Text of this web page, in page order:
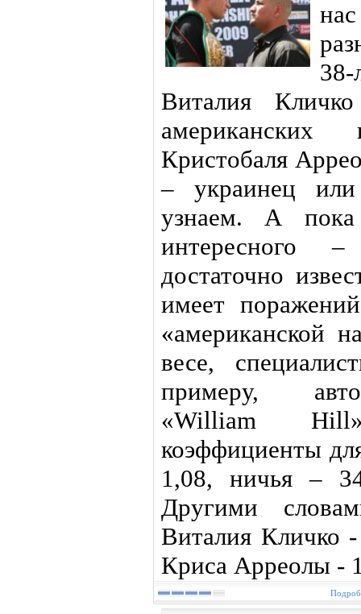
Виталия
американских
Кристобаля
– украинец
узнаем. А
интересного
достаточно
имеет
«американской
весе,
примеру,
«William
коэффициенты
1,08, ничья –
Другими
Виталия Кличко
Криса Арреолы -